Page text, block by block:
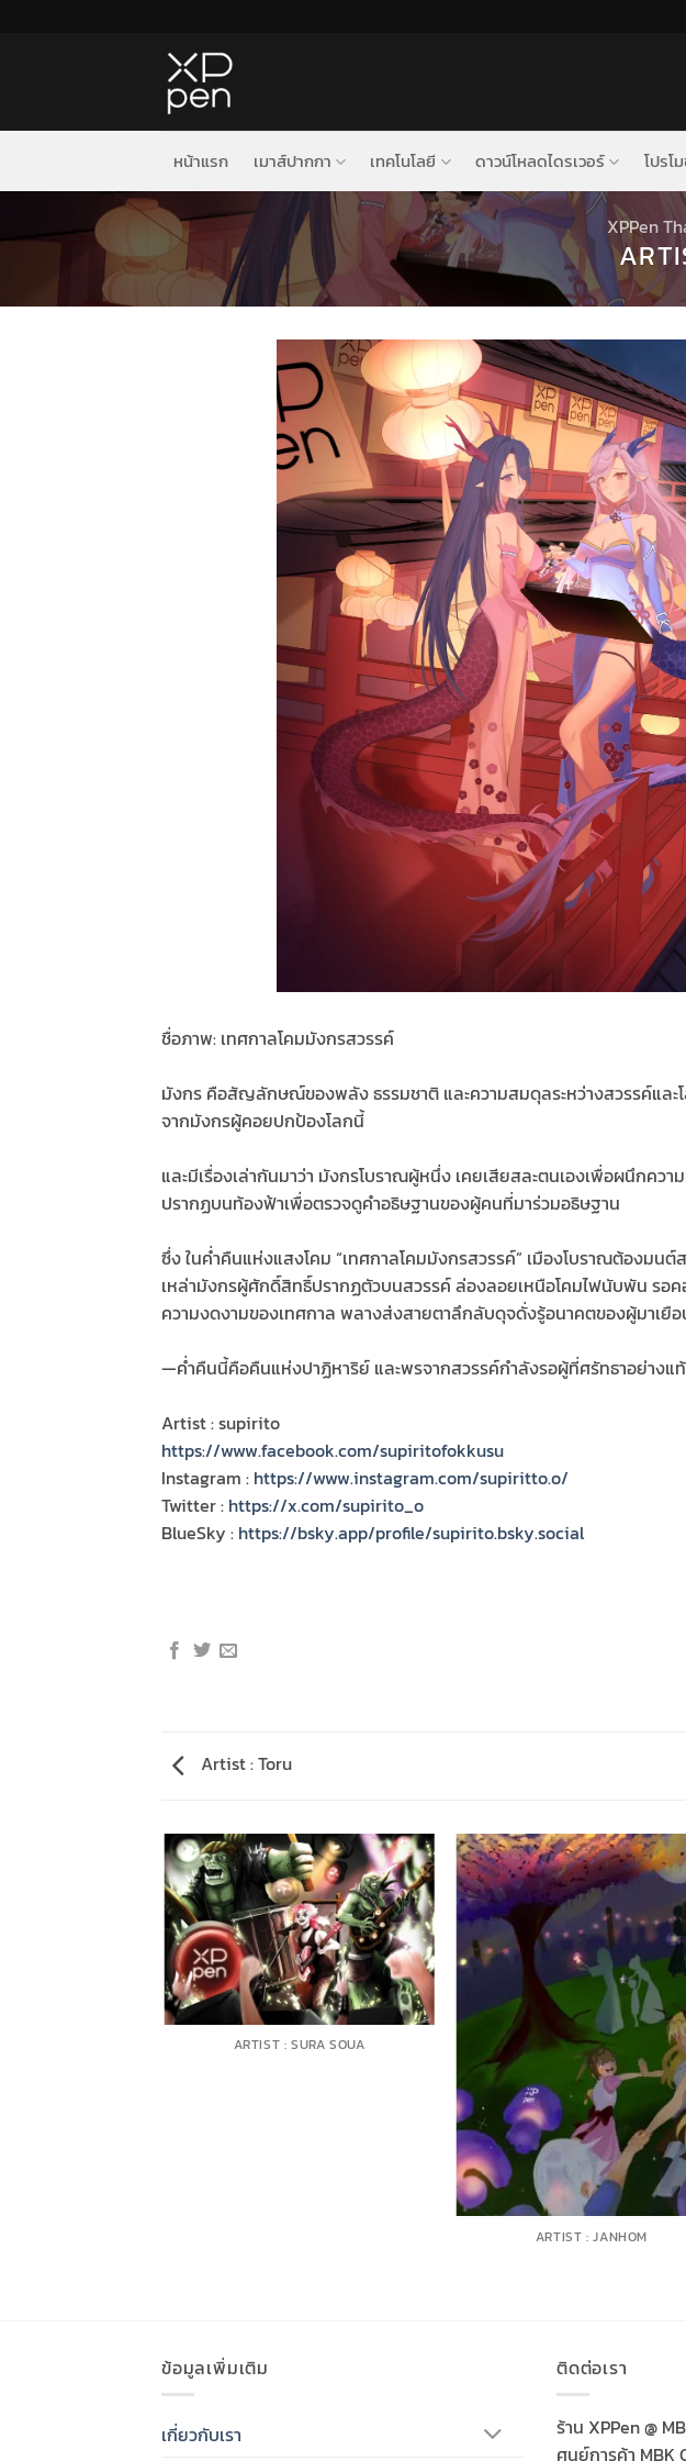
หน้าแรก เมาส์ปากกา เทคโนโลยี ดาวน์โหลดไดรเวอร์ โปรโ
XPPen
ชื่อภาพ: เทศกาลโคมมังกรสวรรค์
มังกร คือสัญลักษณ์ของพลัง ธรรมชาติ และความสมดุลระหว่างสวรรค์แล
จากมังกรผู้คอยปกป้องโลกนี้
และมีเรื่องเล่ากันมาว่า มังกรโบราณผู้หนึ่ง เคยเสียสละตนเองเพื่อผนึกค
ปรากฏบนท้องฟ้าเพื่อตรวจดูคำอธิษฐานของผู้คนที่มาร่วมอธิษฐาน
ซึ่ง ในค่ำคืนแห่งแสงโคม “เทศกาลโคมมังกรสวรรค์” เมืองโบราณต้องมน
เหล่ามังกรผู้ศักดิ์สิทธิ์ปรากฏตัวบนสวรรค์ ล่องลอยเหนือโคมไฟนับพัน ร
ความงดงามของเทศกาล พลางส่งสายตาลึกลับดุจดั่งรู้อนาคตของผู้มาเยื
—ค่ำคืนนี้คือคืนแห่งปาฏิหาริย์ และพรจากสวรรค์กำลังรอผู้ที่ศรัทธาอย่างแ
Artist : supirito
https://www.facebook.com/supiritofokkusu
Instagram : https://www.instagram.com/supiritto.o/
Twitter : https://x.com/supirito_o
BlueSky : https://bsky.app/profile/supirito.bsky.social
Artist : Toru
ARTIST : SURA SOUA
ARTIST : JANHOM
ข้อมูลเพิ่มเติม
เกี่ยวกับเรา
ติดต่อเรา
ร้าน XPPen @
ศูนย์การค้า MBK